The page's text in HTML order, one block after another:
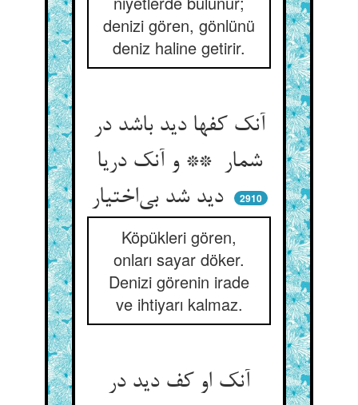
denizi gören, gönlünü
deniz haline getirir.
آنک کفها دید باشد در
شمار ** و آنک دریا
دید شد بی‌اختیار
2910
Köpükleri gören,
onları sayar döker.
Denizi görenin irade
ve ihtiyarı kalmaz.
آنک او کف دید در